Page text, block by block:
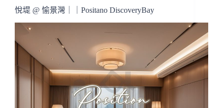
悅堤 @ 愉景灣｜｜Positano DiscoveryBay